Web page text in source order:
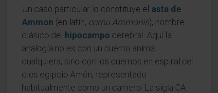
Un caso particular lo constituye el asta de
Ammon (en latín, cornu Ammonis), nombre
clásico del
hipocampo cerebral. Aquí la
analogía no es con un cuerno animal
cualquiera, sino con los cuernos en espiral del
dios egipcio Amón, representado
habitualmente como un carnero. La sigla CA